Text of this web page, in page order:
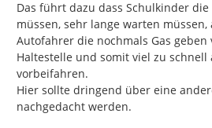
Das führt dazu dass Schulkinder
müssen, sehr lange warten
Autofahrer die nochmals Gas
Haltestelle und somit viel zu schnell
vorbeifahren.
Hier sollte dringend über eine
nachgedacht werden.